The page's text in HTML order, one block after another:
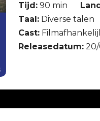
Tijd: 90 min
Taal: Diverse talen
Cast:
Releasedatum: